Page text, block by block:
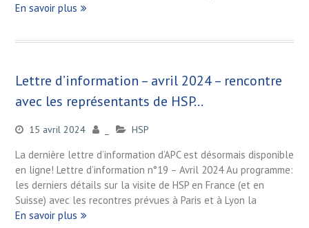
En savoir plus
Lettre d’information – avril 2024 – rencontre
avec les représentants de HSP…
15 avril 2024 HSP
La dernière lettre d’information d’APC est désormais disponible
en ligne! Lettre d’information n°19 – Avril 2024 Au programme:
les derniers détails sur la visite de HSP en France (et en
Suisse) avec les recontres prévues à Paris et à Lyon la
En savoir plus